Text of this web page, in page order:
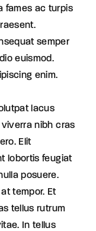
fames ac turpis
semper
euismod.
enim.
lacus
nibh cras
Elit
lobortis feugiat
posuere.
tempor. Et
tellus rutrum
In tellus